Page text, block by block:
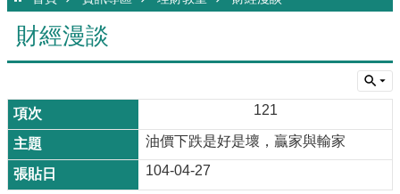
財經漫談
121
油價下跌是好是壞，贏家與輸家
104-04-27